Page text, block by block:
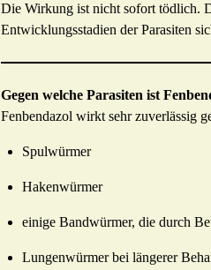
Die Wirkung ist nicht sofort tödlich.
Entwicklungsstadien der Parasiten
Gegen welche Parasiten ist
Fenbendazol wirkt sehr zuverlässig
Spulwürmer
Hakenwürmer
einige Bandwürmer, die durch
Lungenwürmer bei längerer